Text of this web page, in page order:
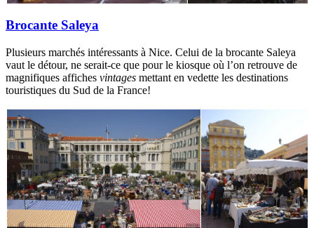
Brocante Saleya
Plusieurs marchés intéressants à Nice. Celui de la brocante Saleya
vaut le détour, ne serait-ce que pour le kiosque où l’on retrouve de
magnifiques affiches vintages mettant en vedette les destinations
touristiques du Sud de la France!